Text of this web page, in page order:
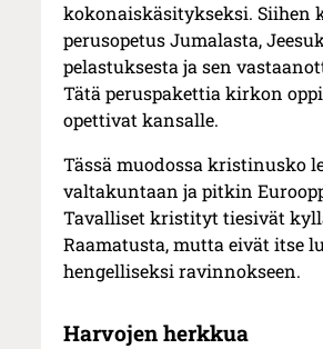
kokonaiskäsitykseksi. Siihen
perusopetus Jumalasta,
pelastuksesta ja sen
Tätä peruspakettia kirkon
opettivat kansalle.
Tässä muodossa kristinusko
valtakuntaan ja pitkin
Tavalliset kristityt tiesivät
Raamatusta, mutta eivät itse
hengelliseksi ravinnokseen.
Harvojen herkkua